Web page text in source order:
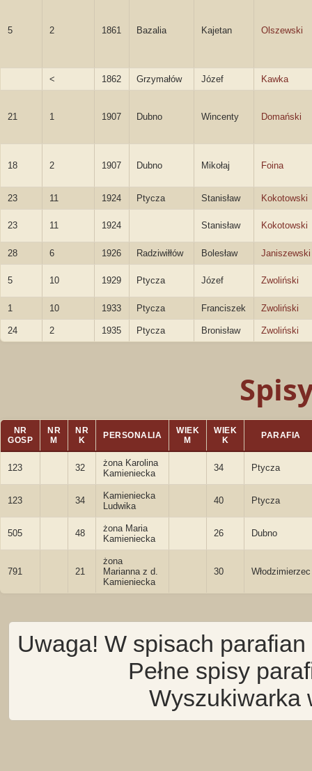
5 2 1861 Bazalia Kajetan Olszewski
< 1862 Grzymałów Józef Kawka
21 1 1907 Dubno Wincenty Domański
18 2 1907 Dubno Mikołaj Foina
23 11 1924 Ptycza Stanisław Kokotowski
23 11 1924 Stanisław Kokotowski
28 6 1926 Radziwiłłów Bolesław Janiszewski
5 10 1929 Ptycza Józef Zwoliński
1 10 1933 Ptycza Franciszek Zwoliński
24 2 1935 Ptycza Bronisław Zwoliński
NR
GOSP
NR
M
NR
K
PERSONALIA
WIEK
M
WIEK
K
PARAFIA
123 32
żona Karolina
Kamieniecka
34 Ptycza
123 34
Kamieniecka
Ludwika
40 Ptycza
505 48
żona Maria
Kamieniecka
26 Dubno
791 21
żona
Marianna z d.
Kamieniecka
30 Włodzimierzec
Uwaga! W spisach
Pełne spisy
Wyszukiwarka